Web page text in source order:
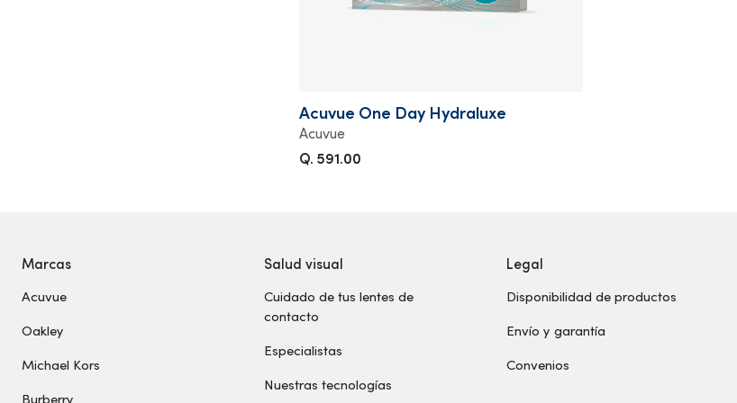
Acuvue One Day Hydraluxe
Acuvue
Q. 591.00
Marcas
Acuvue
Oakley
Michael Kors
Burberry
Salud visual
Cuidado de tus lentes de
contacto
Especialistas
Nuestras tecnologías
Legal
Disponibilidad de productos
Envío y garantía
Convenios